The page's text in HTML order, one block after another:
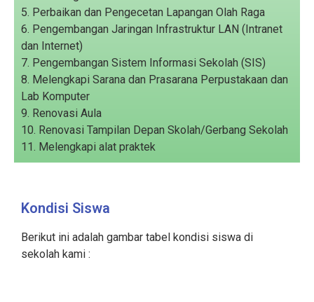
5. Perbaikan dan Pengecetan Lapangan Olah Raga
6. Pengembangan Jaringan Infrastruktur LAN (Intranet
dan Internet)
7. Pengembangan Sistem Informasi Sekolah (SIS)
8. Melengkapi Sarana dan Prasarana Perpustakaan dan
Lab Komputer
9. Renovasi Aula
10. Renovasi Tampilan Depan Skolah/Gerbang Sekolah
11. Melengkapi alat praktek
Kondisi Siswa
Berikut ini adalah gambar tabel kondisi siswa di
sekolah kami :